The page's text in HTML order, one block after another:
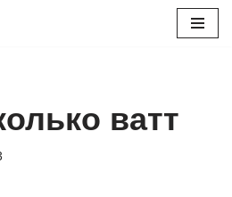
ватт